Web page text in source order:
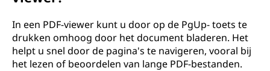
In een PDF-viewer kunt u door op de PgUp- toets te
drukken omhoog door het document bladeren. Het
helpt u snel door de pagina's te navigeren, vooral bij
het lezen of beoordelen van lange PDF-bestanden.